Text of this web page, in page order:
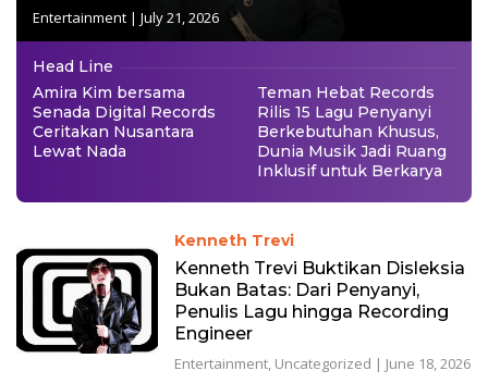
Entertainment | July 21, 2026
Head Line
Amira Kim bersama
Senada Digital Records
Ceritakan Nusantara
Lewat Nada
Teman Hebat Records
Rilis 15 Lagu Penyanyi
Berkebutuhan Khusus,
Dunia Musik Jadi Ruang
Inklusif untuk Berkarya
Kenneth Trevi
Kenneth Trevi Buktikan Disleksia
Bukan Batas: Dari Penyanyi,
Penulis Lagu hingga Recording
Engineer
Entertainment, Uncategorized | June 18, 2026